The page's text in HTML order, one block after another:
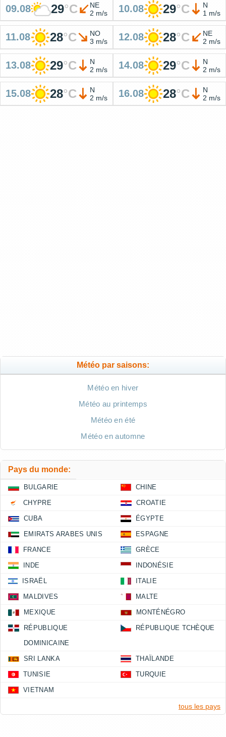
09.08 29°C
NE
2 m/s
10.08 29°C
N
1 m/s
11.08 28°C
NO
3 m/s
12.08 28°C
NE
2 m/s
13.08 29°C
N
2 m/s
14.08 29°C
N
2 m/s
15.08 28°C
N
2 m/s
16.08 28°C
N
2 m/s
Météo par saisons:
Météo en hiver
Météo au printemps
Météo en été
Météo en automne
Pays du monde:
BULGARIE CHINE
CHYPRE CROATIE
CUBA ÉGYPTE
EMIRATS ARABES UNIS ESPAGNE
FRANCE GRÈCE
INDE INDONÉSIE
ISRAËL ITALIE
MALDIVES MALTE
MEXIQUE MONTÉNÉGRO
RÉPUBLIQUE
DOMINICAINE
RÉPUBLIQUE TCHÈQUE
SRI LANKA THAÏLANDE
TUNISIE TURQUIE
VIETNAM
tous les pays